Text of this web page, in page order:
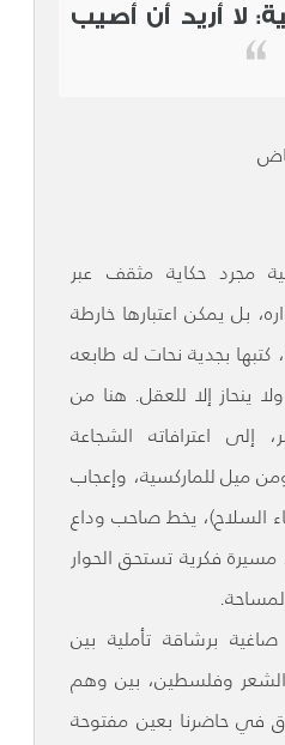
لا أريد أن أصيب
مجرد حكاية مثقف عبر
بل يمكن اعتبارها خارطة
كتبها بجدية نحات له طابعه
ينحاز إلا للعقل. هنا من
إلى اعترافاته الشجاعة
ميل للماركسية، وإعجاب
السلاح)، يخط صاحب وداع
مسيرة فكرية تستحق الحوار
برشاقة تأملية بين
الشعر وفلسطين، بين وهم
في حاضرنا بعين مفتوحة